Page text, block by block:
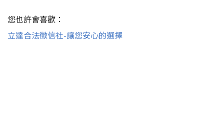
您也許會喜歡：
立達合法徵信社-讓您安心的選擇